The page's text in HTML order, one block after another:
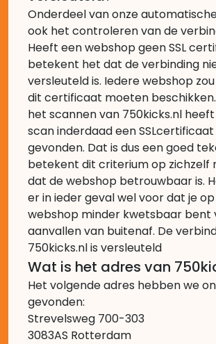
Onderdeel van onze
ook het controleren van de
Heeft een webshop geen SSL
betekent het dat de verbinding
versleuteld is. Iedere webshop
dit certificaat moeten beschikken.
het scannen van 750kicks.nl
scan inderdaad een SSLcertificaat
gevonden. Dat is dus een goed
betekent dit criterium op zichzelf
dat de webshop betrouwbaar is.
er in ieder geval wel voor dat je
webshop minder kwetsbaar bent
aanvallen van buitenaf. De
750kicks.nl is versleuteld
Wat is het adres van
Het volgende adres hebben we
gevonden:
Strevelsweg 700-303
3083AS Rotterdam